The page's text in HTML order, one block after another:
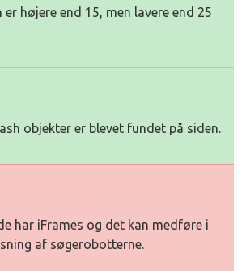
er højere end 15, men lavere end 25
objekter er blevet fundet på siden.
har iFrames og det kan medføre i
af søgerobotterne.